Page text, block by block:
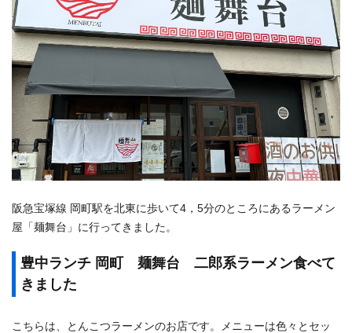
阪急宝塚線 岡町駅を北東に歩いて4，5分のところにあるラーメン
屋「麺舞台」に行ってきました。
豊中ランチ 岡町 麺舞台 二郎系ラーメン食べて
きました
こちらは、とんこつラーメンのお店です。メニューは色々とセッ